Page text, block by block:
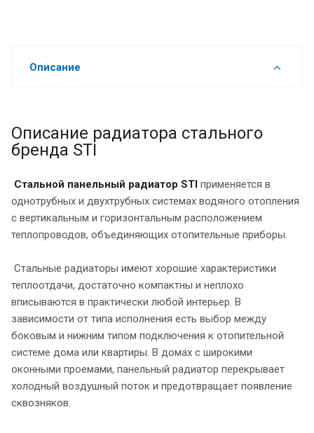
Описание
Описание радиатора стального
бренда STI
Стальной панельный радиатор STI применяется в
однотрубных и двухтрубных системах водяного отопления
с вертикальным и горизонтальным расположением
теплопроводов, объединяющих отопительные приборы.
Стальные радиаторы имеют хорошие характеристики
теплоотдачи, достаточно компактны и неплохо
вписываются в практически любой интерьер. В
зависимости от типа исполнения есть выбор между
боковым и нижним типом подключения к отопительной
системе дома или квартиры. В домах с широкими
оконными проемами, панельный радиатор перекрывает
холодный воздушный поток и предотвращает появление
сквозняков.